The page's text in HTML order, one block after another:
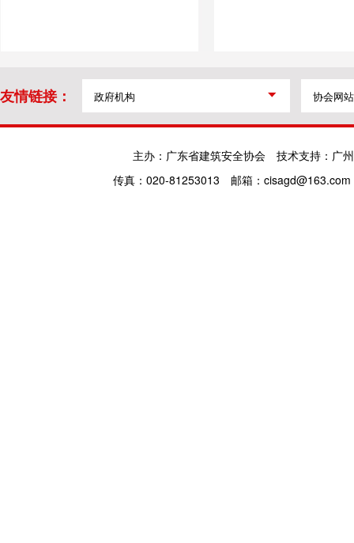
友情链接：
主办：广东省建筑安全协会
技术支持：广
传真：020-81253013
邮箱：cisagd@163.com